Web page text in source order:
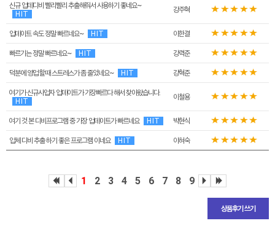
신규 업데디비 빨리빨리 추출해줘서 사용하기 좋네요~
HIT
강주혁
업데이트 속도 정말 빠르네요~ HIT 이한결
빠르기는 정말 빠르네요~ HIT 강력준
덕분에 영업 할때 스트레스가 좀 줄었네요~ HIT 강혁준
여기가 신규사업자 업데이트가 가장빠르다 해서 찾아왔습니다.
HIT
이철용
여기 것 본 디비프로그램 중 가장 업데이트가 빠르네요 HIT 박현식
업체 디비 추출 하기 좋은 프로그램 이네요 HIT 이혀숙
1 2 3 4 5 6 7 8 9
상품후기 쓰기